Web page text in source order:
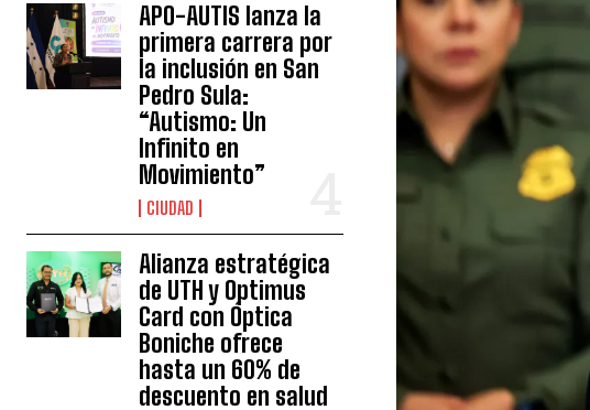
APO-AUTIS lanza la
primera carrera por
la inclusión en San
Pedro Sula:
“Autismo: Un
Infinito en
Movimiento”
CIUDAD
Alianza estratégica
de UTH y Optimus
Card con Óptica
Boniche ofrece
hasta un 60% de
descuento en salud